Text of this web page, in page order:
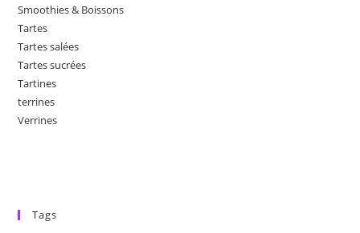
Smoothies & Boissons
Tartes
Tartes salées
Tartes sucrées
Tartines
terrines
Verrines
Tags